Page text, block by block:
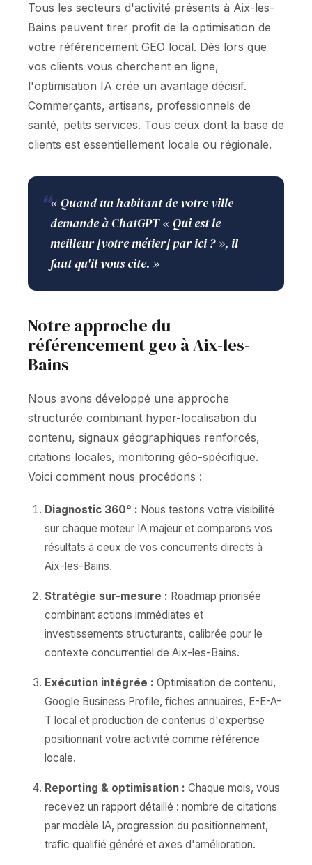
Tous les secteurs d'activité présents à Aix-les-
Bains peuvent tirer profit de la optimisation de
votre référencement GEO local. Dès lors que
vos clients vous cherchent en ligne,
l'optimisation IA crée un avantage décisif.
Commerçants, artisans, professionnels de
santé, petits services. Tous ceux dont la base de
clients est essentiellement locale ou régionale.
❝« Quand un habitant de votre ville
demande à ChatGPT « Qui est le
meilleur [votre métier] par ici ? », il
faut qu'il vous cite. »
Notre approche du
référencement geo à Aix-les-
Bains
Nous avons développé une approche
structurée combinant hyper-localisation du
contenu, signaux géographiques renforcés,
citations locales, monitoring géo-spécifique.
Voici comment nous procédons :
Diagnostic 360° : Nous testons votre visibilité
sur chaque moteur IA majeur et comparons vos
résultats à ceux de vos concurrents directs à
Aix-les-Bains.
Stratégie sur-mesure : Roadmap priorisée
combinant actions immédiates et
investissements structurants, calibrée pour le
contexte concurrentiel de Aix-les-Bains.
Exécution intégrée : Optimisation de contenu,
Google Business Profile, fiches annuaires, E-E-A-
T local et production de contenus d'expertise
positionnant votre activité comme référence
locale.
Reporting & optimisation : Chaque mois, vous
recevez un rapport détaillé : nombre de citations
par modèle IA, progression du positionnement,
trafic qualifié généré et axes d'amélioration.